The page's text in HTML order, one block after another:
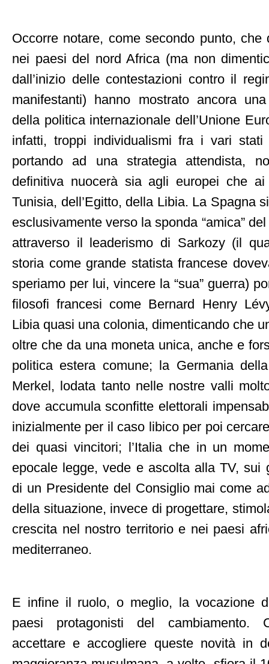
Occorre notare, come secondo punto, che
nei paesi del nord Africa (ma non
dall’inizio delle contestazioni contro il
manifestanti) hanno mostrato ancora
della politica internazionale dell’Unione
infatti, troppi individualismi fra i vari stati
portando ad una strategia attendista,
definitiva nuocerà sia agli europei che
Tunisia, dell’Egitto, della Libia. La Spagna
esclusivamente verso la sponda “amica”
attraverso il leaderismo di Sarkozy (il
storia come grande statista francese
speriamo per lui, vincere la “sua” guerra)
filosofi francesi come Bernard Henry
Libia quasi una colonia, dimenticando che
oltre che da una moneta unica, anche e
politica estera comune; la Germania
Merkel, lodata tanto nelle nostre valli
dove accumula sconfitte elettorali
inizialmente per il caso libico per poi
dei quasi vincitori; l’Italia che in un
epocale legge, vede e ascolta alla TV, sui
di un Presidente del Consiglio mai come
della situazione, invece di progettare,
crescita nel nostro territorio e nei paesi
mediterraneo.
E infine il ruolo, o meglio, la vocazione
paesi protagonisti del cambiamento.
accettare e accogliere queste novità in